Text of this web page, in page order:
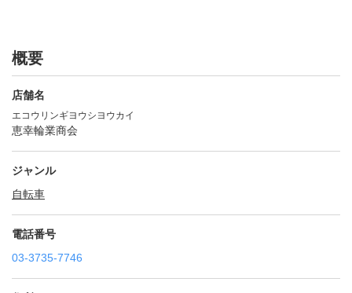
概要
店舗名
エコウリンギヨウシヨウカイ
恵幸輪業商会
ジャンル
自転車
電話番号
03-3735-7746